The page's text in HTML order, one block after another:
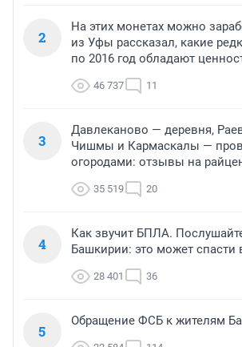
2
На этих монетах можно
из Уфы рассказал, какие
по 2016 год обладают
46 737 11
3
Давлеканово — деревня,
Чишмы и Кармаскалы —
огородами: отзывы на
35 519 20
4
Как звучит БПЛА.
Башкирии: это может спасти
28 401 36
5
Обращение ФСБ к жителям